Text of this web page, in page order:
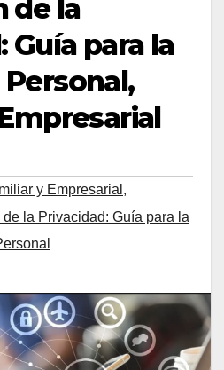
de la
Guía para la
y Empresarial ,
la Privacidad: Guía para la